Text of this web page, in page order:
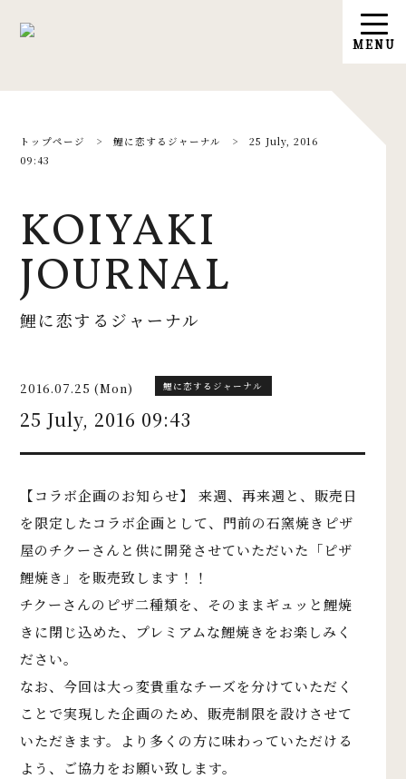
トップページ >鯉に恋するジャーナル >25 July, 2016
09:43
KOIYAKI
JOURNAL
鯉に恋するジャーナル
2016.07.25 (Mon) 鯉に恋するジャーナル
25 July, 2016 09:43
【コラボ企画のお知らせ】 来週、再来週と、販売日
を限定したコラボ企画として、門前の石窯焼きピザ
屋のチクーさんと供に開発させていただいた「ピザ
鯉焼き」を販売致します！！
チクーさんのピザ二種類を、そのままギュッと鯉焼
きに閉じ込めた、プレミアムな鯉焼きをお楽しみく
ださい。
なお、今回は大っ変貴重なチーズを分けていただく
ことで実現した企画のため、販売制限を設けさせて
いただきます。より多くの方に味わっていただける
よう、ご協力をお願い致します。